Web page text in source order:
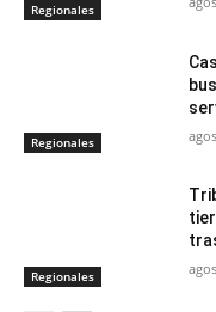
Regionales
Regionales
Regionales